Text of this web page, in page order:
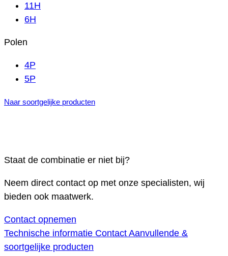
11H
6H
Polen
4P
5P
Naar soortgelijke producten
Staat de combinatie er niet bij?
Neem direct contact op met onze specialisten, wij
bieden ook maatwerk.
Contact opnemen
Technische informatie Contact Aanvullende &
soortgelijke producten